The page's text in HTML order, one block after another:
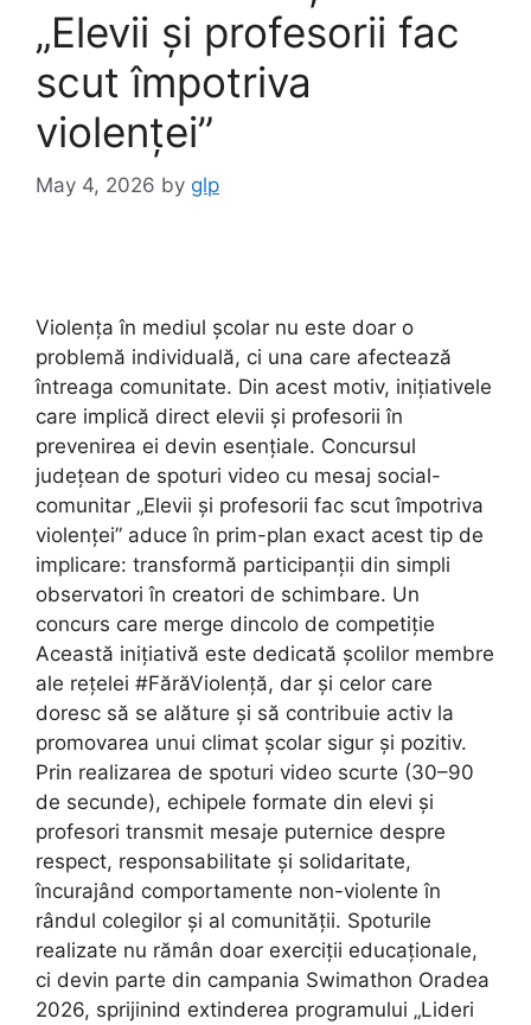
„Elevii și profesorii fac
scut împotriva
violenței”
May 4, 2026 by glp
Violența în mediul școlar nu este doar o
problemă individuală, ci una care afectează
întreaga comunitate. Din acest motiv, inițiativele
care implică direct elevii și profesorii în
prevenirea ei devin esențiale. Concursul
județean de spoturi video cu mesaj social-
comunitar „Elevii și profesorii fac scut împotriva
violenței” aduce în prim-plan exact acest tip de
implicare: transformă participanții din simpli
observatori în creatori de schimbare. Un
concurs care merge dincolo de competiție
Această inițiativă este dedicată școlilor membre
ale rețelei #FărăViolență, dar și celor care
doresc să se alăture și să contribuie activ la
promovarea unui climat școlar sigur și pozitiv.
Prin realizarea de spoturi video scurte (30–90
de secunde), echipele formate din elevi și
profesori transmit mesaje puternice despre
respect, responsabilitate și solidaritate,
încurajând comportamente non-violente în
rândul colegilor și al comunității. Spoturile
realizate nu rămân doar exerciții educaționale,
ci devin parte din campania Swimathon Oradea
2026, sprijinind extinderea programului „Lideri